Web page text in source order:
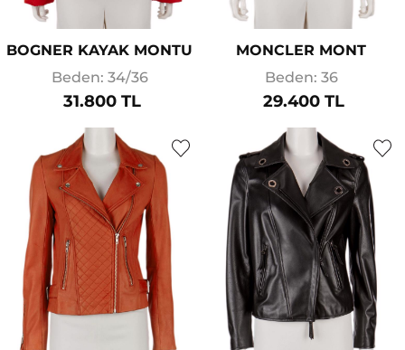
BOGNER KAYAK MONTU
Beden: 34/36
31.800 TL
MONCLER MONT
Beden: 36
29.400 TL